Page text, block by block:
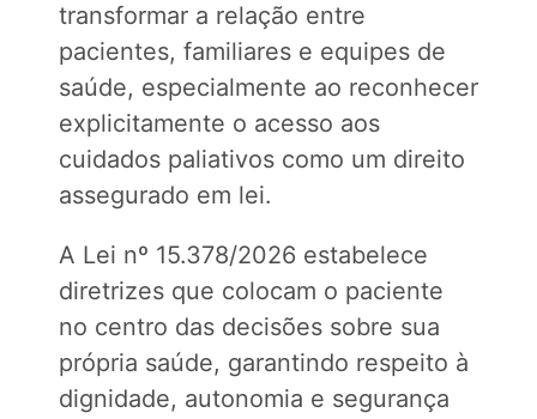
transformar a relação entre
pacientes, familiares e equipes de
saúde, especialmente ao reconhecer
explicitamente o acesso aos
cuidados paliativos como um direito
assegurado em lei.
A Lei nº 15.378/2026 estabelece
diretrizes que colocam o paciente
no centro das decisões sobre sua
própria saúde, garantindo respeito à
dignidade, autonomia e segurança